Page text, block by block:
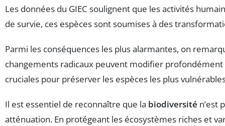
Les données du GIEC soulignent que les activités
de survie, ces espèces sont soumises à des
Parmi les conséquences les plus alarmantes, on
changements radicaux peuvent modifier
cruciales pour préserver les espèces les plus
Il est essentiel de reconnaître que la biodiversité n’est
atténuation. En protégeant les écosystèmes riches et